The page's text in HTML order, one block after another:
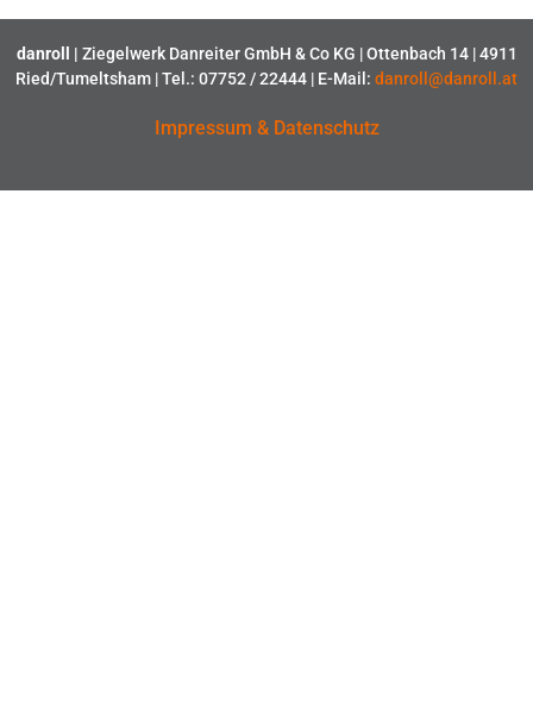
danroll | Ziegelwerk Danreiter GmbH & Co KG | Ottenbach 14 | 4911
Ried/Tumeltsham | Tel.: 07752 / 22444 | E-Mail: danroll@danroll.at
Impressum & Datenschutz